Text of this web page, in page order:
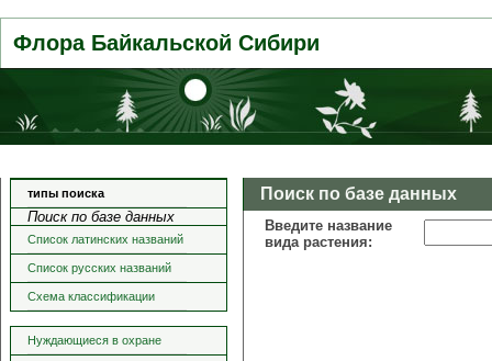
Флора Байкальской Сибири
типы поиска
Поиск по базе данных
Список латинских названий
Список русских названий
Схема классификации
Нуждающиеся в охране
Поиск по базе данных
Введите название
вида растения: